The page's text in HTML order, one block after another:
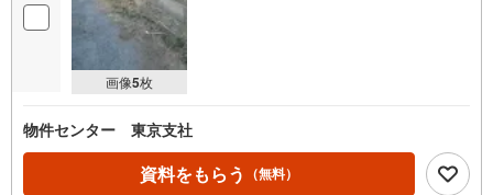
画像5枚
物件センター 東京支社
資料をもらう （無料）